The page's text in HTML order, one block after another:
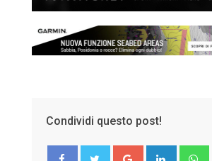
Condividi questo post!
Google+ LinkedIn